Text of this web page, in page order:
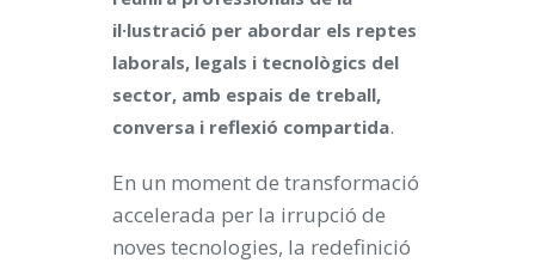
il·lustració per abordar els reptes
laborals, legals i tecnològics del
sector, amb espais de treball,
conversa i reflexió compartida.
En un moment de transformació
accelerada per la irrupció de
noves tecnologies, la redefinició